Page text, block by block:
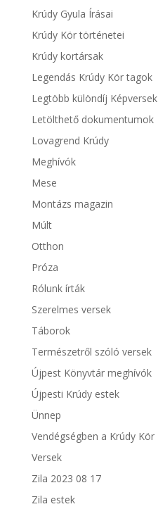
Krúdy Gyula Írásai
Krúdy Kör történetei
Krúdy kortársak
Legendás Krúdy Kör tagok
Legtöbb különdíj Képversek
Letölthető dokumentumok
Lovagrend Krúdy
Meghívók
Mese
Montázs magazin
Múlt
Otthon
Próza
Rólunk írták
Szerelmes versek
Táborok
Természetről szóló versek
Újpest Könyvtár meghívók
Újpesti Krúdy estek
Ünnep
Vendégségben a Krúdy Kör
Versek
Zila 2023 08 17
Zila estek